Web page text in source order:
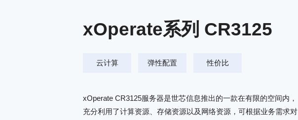
xOperate系列 CR3125
云计算 弹性配置 性价比
xOperate CR3125服务器是世芯信息推出的一款在有限的空间内，
充分利用了计算资源、存储资源以及网络资源，可根据业务需求对